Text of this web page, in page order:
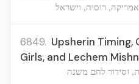
רוסיה, וישראל
6849. Upsherin Timing,
Girls, and Lechem
וסידור לחם משנה